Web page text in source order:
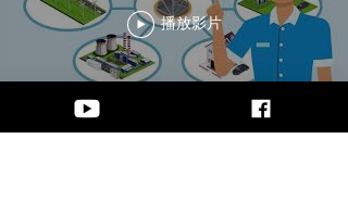
播放影片